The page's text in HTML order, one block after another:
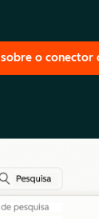
sobre o conector